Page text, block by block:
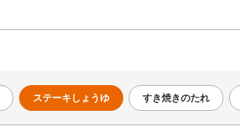
ステーキしょうゆ すき焼きのたれ